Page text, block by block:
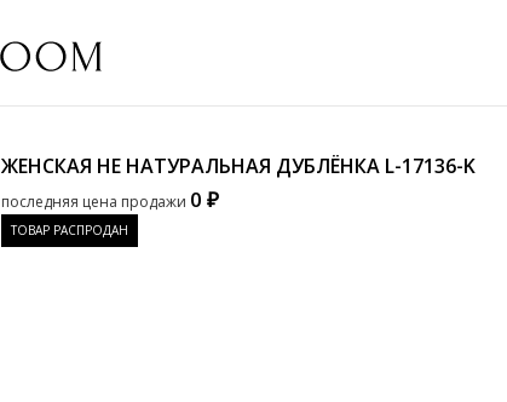
ЖЕНСКАЯ НЕ НАТУРАЛЬНАЯ ДУБЛЁНКА L-17136-K
последняя цена продажи 0 ₽
ТОВАР РАСПРОДАН